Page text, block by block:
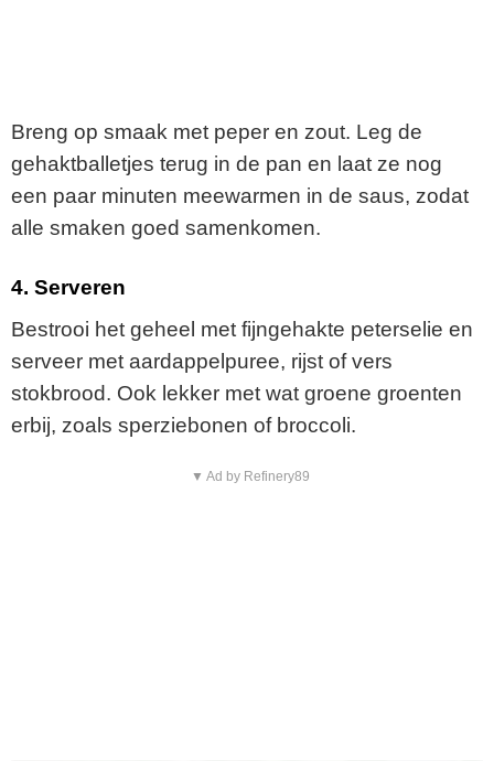
Breng op smaak met peper en zout. Leg de
gehaktballetjes terug in de pan en laat ze nog
een paar minuten meewarmen in de saus, zodat
alle smaken goed samenkomen.
4. Serveren
Bestrooi het geheel met fijngehakte peterselie en
serveer met aardappelpuree, rijst of vers
stokbrood. Ook lekker met wat groene groenten
erbij, zoals sperziebonen of broccoli.
▼ Ad by Refinery89